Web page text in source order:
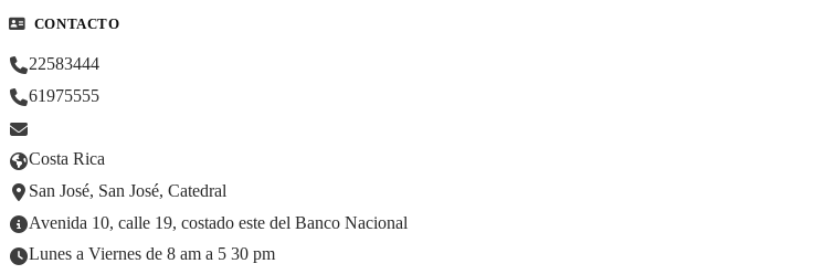
CONTACTO
22583444
61975555
Costa Rica
San José, San José, Catedral
Avenida 10, calle 19, costado este del Banco Nacional
Lunes a Viernes de 8 am a 5 30 pm